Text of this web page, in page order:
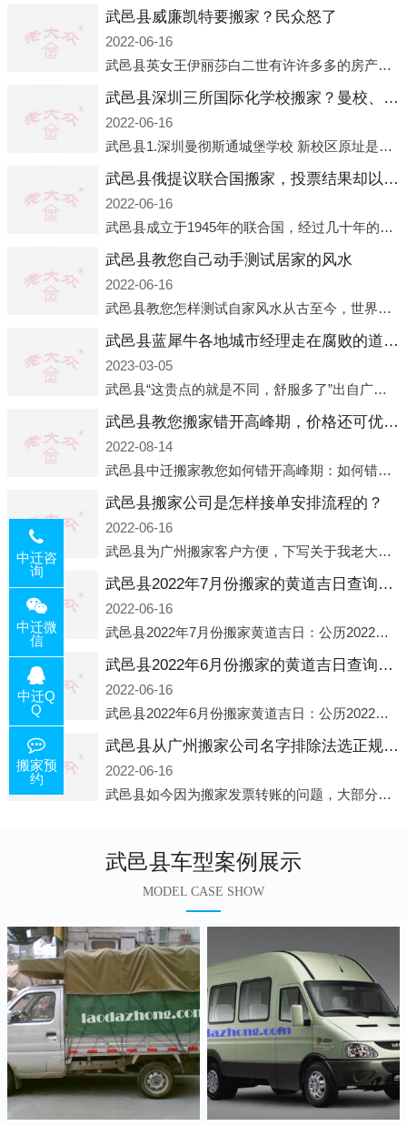
武邑县威廉凯特要搬家？民众怒了
2022-06-16
武邑县英女王伊丽莎白二世有许许多多的房产，遍布英国各地。而作为英女王的亲孙子、未来的英国国王，威廉王子自然也能享受到女王的房产。目前，威廉凯特以及三个孩子有两个经常居住的地点，一处是位于伦敦的肯辛顿宫，一处
武邑县深圳三所国际化学校搬家？曼校、QSI、南山中英文搬走了
2022-06-16
武邑县1.深圳曼彻斯通城堡学校 新校区原址是蛇口国际据悉，此次曼彻斯通城堡学校搬迁到蛇口新校区的开办与蛇口外籍人员子女学校（蛇口国际）有很大的关联。2021年，太子湾实验部就宣布在2022年正式并入蛇口外籍
武邑县俄提议联合国搬家，投票结果却以惨败收场
2022-06-16
武邑县成立于1945年的联合国，经过几十年的发展，如今拥有193个成员国。拥有如此众多会员国的联合国，可以说是世界上最具代表性的国际组织，也是世界上分量最重、有着较高话语权的国际组织。但以美国为首的西方国家
武邑县教您自己动手测试居家的风水
2022-06-16
武邑县教您怎样测试自家风水从古至今，世界各地的人们都在研究人在乾坤中的位置以及它们所形成的关系。通过探究季节转换、星象变化，并且在所观测到的自然规律的指导下，人们开始认识到居住在不同住宅中的人，其一生中的财
武邑县蓝犀牛各地城市经理走在腐败的道路上
2023-03-05
武邑县“这贵点的就是不同，舒服多了”出自广州运营邓经理的口中。2023年开年刚出来，三个司机（加盟蓝犀牛的个人队伍）便请广州经理去佛山娱乐场所大消费了一次，据知悉一晚消费达一万多，由三人平摊费用，燃鹅这样的
武邑县教您搬家错开高峰期，价格还可优惠！
2022-08-14
武邑县中迁搬家教您如何错开高峰期：如何错开高峰期搬家，中迁搬家做了一些电话数据统计和分析，发现市民中午2点左右访问网站的人是最多的，电话咨询是早上9点左右是最多的，预约搬家周六和周日是最多的，网上QQ微
武邑县搬家公司是怎样接单安排流程的？
2022-06-16
武邑县为广州搬家客户方便，下写关于我老大众搬家公司接单的流程，九条给搬家朋友参考，了解搬家公司工序，免去搬家时的没有准备好的工作，给您及时快速的搬好家。一．电话咨询：专人接待客户电话咨询，初步了解客户搬 家
武邑县2022年7月份搬家的黄道吉日查询大全一览表哪天适合搬家好日子
2022-06-16
武邑县2022年7月份搬家黄道吉日：公历2022年7月6日 农历六月初八 星期三 冲虎(甲寅)公历2022年7月12日 农历六月十四 星期二 冲猴(庚申)公历2022年7月13日 农历六月十五 星期三 冲鸡
武邑县2022年6月份搬家的黄道吉日查询大全一览表哪天适合搬家好日子
2022-06-16
武邑县2022年6月份搬家黄道吉日：公历2022年6月1日 农历五月初三 星期三 冲兔(己卯)公历2022年6月4日 农历五月初六 星期六 冲马(壬午)公历2022年6月8日 农历五月初十 星期三 冲狗(丙
武邑县从广州搬家公司名字排除法选正规公司
2022-06-16
武邑县如今因为搬家发票转账的问题，大部分搬家公司都已经注册了营业执照，早5年前基本上所谓的搬家公司都是无注册状态也就是无照营业，由于企业注册量大增所以各种企业信息展示平台如雨后春笋般遍地开花，如：天眼查，企
武邑县车型案例展示
MODEL CASE SHOW
中迁咨
询
中迁微
信
中迁Q
Q
搬家预
约